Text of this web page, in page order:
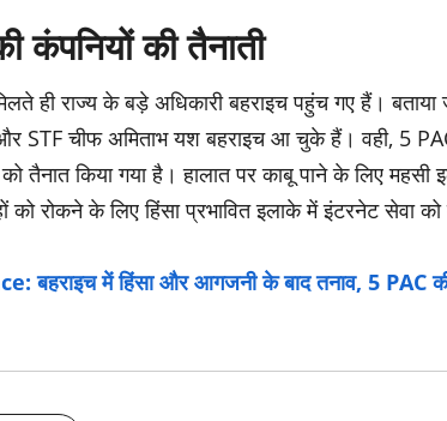
कंपनियों की तैनाती
ही राज्य के बड़े अधिकारी बहराइच पहुंच गए हैं।
STF चीफ अमिताभ यश बहराइच आ चुके हैं। वही, 5
तैनात किया गया है। हालात पर काबू पाने के लिए महसी
को रोकने के लिए हिंसा प्रभावित इलाके में इंटरनेट सेवा को
में हिंसा और आगजनी के बाद तनाव, 5 PAC